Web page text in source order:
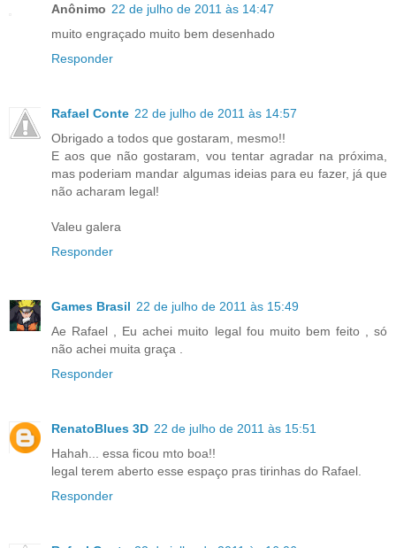
Anônimo 22 de julho de 2011 às 14:47
muito engraçado muito bem desenhado
Responder
Rafael Conte 22 de julho de 2011 às 14:57
Obrigado a todos que gostaram, mesmo!!
E aos que não gostaram, vou tentar agradar na próxima,
mas poderiam mandar algumas ideias para eu fazer, já que
não acharam legal!
Valeu galera
Responder
Games Brasil 22 de julho de 2011 às 15:49
Ae Rafael , Eu achei muito legal fou muito bem feito , só
não achei muita graça .
Responder
RenatoBlues 3D 22 de julho de 2011 às 15:51
Hahah... essa ficou mto boa!!
legal terem aberto esse espaço pras tirinhas do Rafael.
Responder